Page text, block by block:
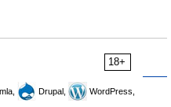
18+
Drupal,
WordPress,